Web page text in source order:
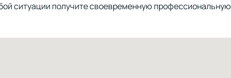
ситуации получите своевременную профессиональную